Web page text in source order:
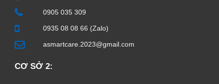
0905 035 309
0935 08 08 66 (Zalo)
asmartcare.2023@gmail.com
CƠ SỞ 2: